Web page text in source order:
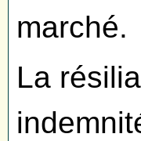
marché.
La